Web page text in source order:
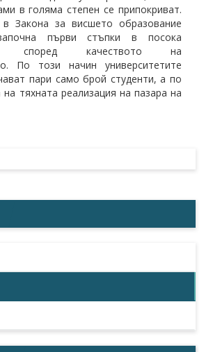
в голяма степен се припокриват.
Закона за висшето образование
първи стъпки в посока
според качеството на
По този начин университетите
пари само брой студенти, а по
тяхната реализация на пазара на